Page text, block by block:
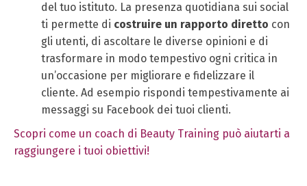
del tuo istituto. La presenza quotidiana sui social
ti permette di costruire un rapporto diretto con
gli utenti, di ascoltare le diverse opinioni e di
trasformare in modo tempestivo ogni critica in
un’occasione per migliorare e fidelizzare il
cliente. Ad esempio rispondi tempestivamente ai
messaggi su Facebook dei tuoi clienti.
Scopri come un coach di Beauty Training può aiutarti a
raggiungere i tuoi obiettivi!